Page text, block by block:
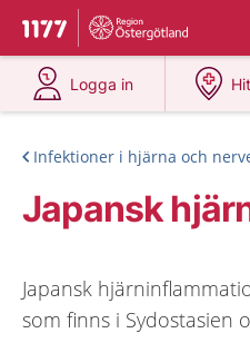
Till startsidan för 1177
Du har valt region
Logga in
på 1177.se
Infektioner i hjärna och
Japansk
Japansk
som finns i Sydostasien